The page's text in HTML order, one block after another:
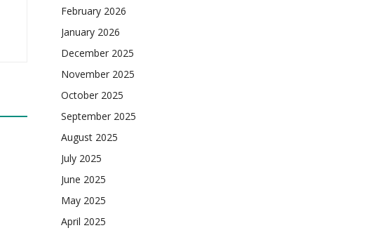
February 2026
January 2026
December 2025
November 2025
October 2025
September 2025
August 2025
July 2025
June 2025
May 2025
April 2025